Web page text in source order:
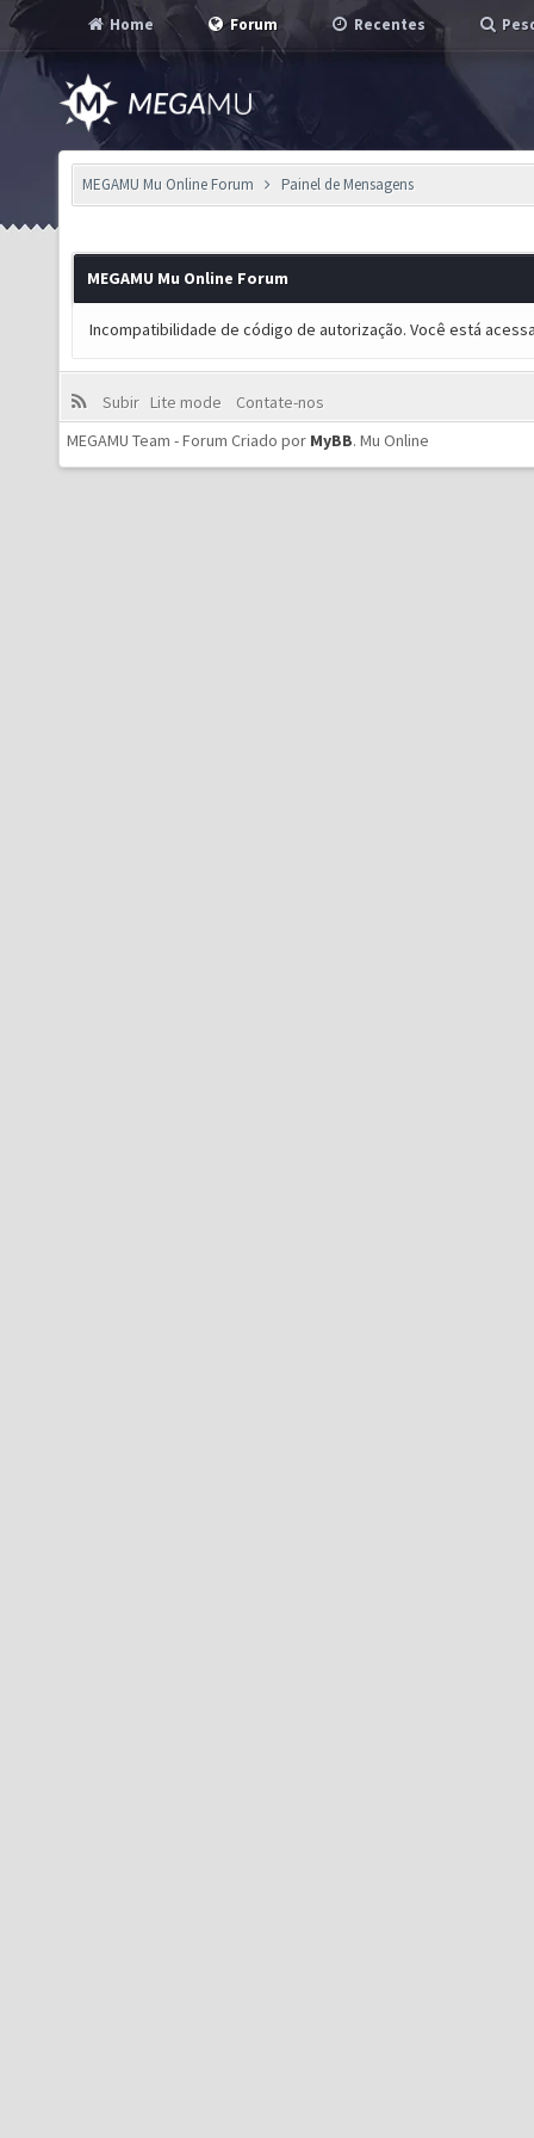
Home Forum Recentes
MEGAMU Mu Online Forum Painel de Mensagens
MEGAMU Mu Online Forum
Incompatibilidade de código de autorização. Você está
Subir Lite mode
Contate-nos
MEGAMU Team - Forum Criado por MyBB. Mu Online